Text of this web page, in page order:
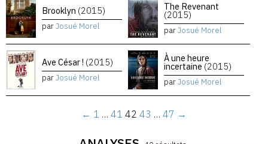
Brooklyn (2015)
parJosué Morel
The Revenant
(2015)
parJosué Morel
Ave César ! (2015)
parJosué Morel
À une heure
incertaine (2015)
parJosué Morel
← 1 … 41 42 43 … 47 →